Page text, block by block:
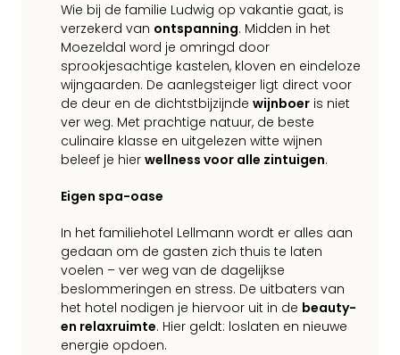
Wie bij de familie Ludwig op vakantie gaat, is
verzekerd van ontspanning. Midden in het
Moezeldal word je omringd door
sprookjesachtige kastelen, kloven en eindeloze
wijngaarden. De aanlegsteiger ligt direct voor
de deur en de dichtstbijzijnde wijnboer is niet
ver weg. Met prachtige natuur, de beste
culinaire klasse en uitgelezen witte wijnen
beleef je hier wellness voor alle zintuigen.
Eigen spa-oase
In het familiehotel Lellmann wordt er alles aan
gedaan om de gasten zich thuis te laten
voelen – ver weg van de dagelijkse
beslommeringen en stress. De uitbaters van
het hotel nodigen je hiervoor uit in de beauty-
en relaxruimte. Hier geldt: loslaten en nieuwe
energie opdoen.